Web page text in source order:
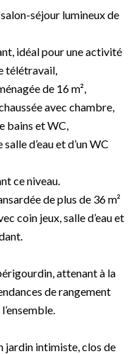
séjour lumineux de
idéal pour une activité
télétravail,
de 16 m²,
avec chambre,
bains et WC,
d’eau et d’un WC
ce niveau.
de plus de 36 m²
coin jeux, salle d’eau et
attenant à la
de rangement
jardin intimiste, clos de